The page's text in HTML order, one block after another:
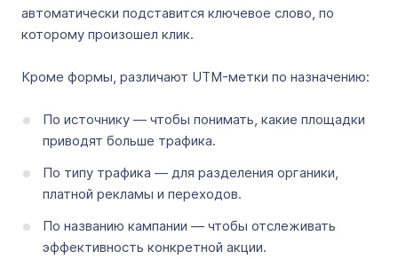
автоматически подставится ключевое слово, по
которому произошел клик.
Кроме формы, различают UTM-метки по назначению:
По источнику — чтобы понимать, какие площадки
приводят больше трафика.
По типу трафика — для разделения органики,
платной рекламы и переходов.
По названию кампании — чтобы отслеживать
эффективность конкретной акции.